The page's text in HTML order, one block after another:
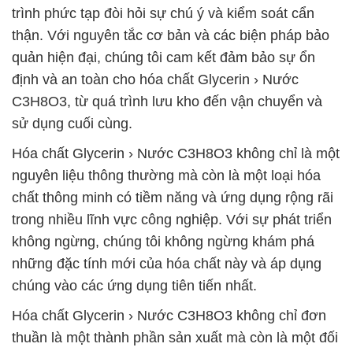
trình phức tạp đòi hỏi sự chú ý và kiểm soát cẩn
thận. Với nguyên tắc cơ bản và các biện pháp bảo
quản hiện đại, chúng tôi cam kết đảm bảo sự ổn
định và an toàn cho hóa chất Glycerin › Nước
C3H8O3, từ quá trình lưu kho đến vận chuyển và
sử dụng cuối cùng.
Hóa chất Glycerin › Nước C3H8O3 không chỉ là một
nguyên liệu thông thường mà còn là một loại hóa
chất thông minh có tiềm năng và ứng dụng rộng rãi
trong nhiều lĩnh vực công nghiệp. Với sự phát triển
không ngừng, chúng tôi không ngừng khám phá
những đặc tính mới của hóa chất này và áp dụng
chúng vào các ứng dụng tiên tiến nhất.
Hóa chất Glycerin › Nước C3H8O3 không chỉ đơn
thuần là một thành phần sản xuất mà còn là một đối